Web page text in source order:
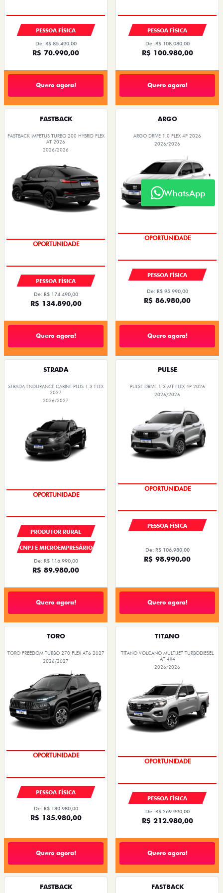
PESSOA FÍSICA
De: R$ 85.490,00
R$ 70.990,00
Quero agora!
PESSOA FÍSICA
De: R$ 108.080,00
R$ 100.980,00
Quero agora!
FASTBACK
FASTBACK IMPETUS TURBO 200 HYBRID FLEX
AT 2026
2026/2026
OPORTUNIDADE
PESSOA FÍSICA
De: R$ 174.490,00
R$ 134.890,00
Quero agora!
ARGO
ARGO DRIVE 1.0 FLEX 4P 2026
2026/2026
OPORTUNIDADE
PESSOA FÍSICA
De: R$ 95.990,00
R$ 86.980,00
Quero agora!
STRADA
STRADA ENDURANCE CABINE PLUS 1.3 FLEX
2027
2026/2027
OPORTUNIDADE
PRODUTOR RURAL
CNPJ E MICROEMPRESÁRIO
De: R$ 116.990,00
R$ 89.980,00
Quero agora!
PULSE
PULSE DRIVE 1.3 MT FLEX 4P 2026
2026/2026
OPORTUNIDADE
PESSOA FÍSICA
De: R$ 106.980,00
R$ 98.990,00
Quero agora!
TORO
TORO FREEDOM TURBO 270 FLEX AT6 2027
2026/2027
OPORTUNIDADE
PESSOA FÍSICA
De: R$ 180.980,00
R$ 135.980,00
Quero agora!
TITANO
TITANO VOLCANO MULTIJET TURBODIESEL
AT 4X4
2026/2026
OPORTUNIDADE
PESSOA FÍSICA
De: R$ 269.990,00
R$ 212.980,00
Quero agora!
FASTBACK FASTBACK
WhatsApp